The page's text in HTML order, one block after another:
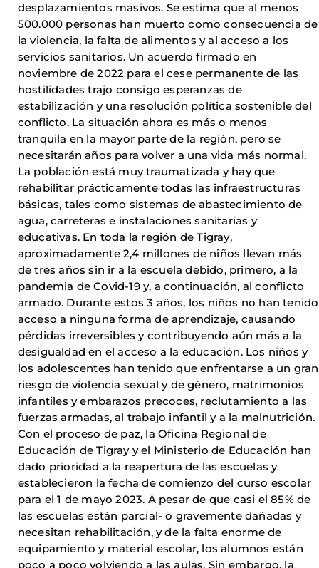
desplazamientos masivos. Se estima que al menos
500.000 personas han muerto como consecuencia de
la violencia, la falta de alimentos y al acceso a los
servicios sanitarios. Un acuerdo firmado en
noviembre de 2022 para el cese permanente de las
hostilidades trajo consigo esperanzas de
estabilización y una resolución política sostenible del
conflicto. La situación ahora es más o menos
tranquila en la mayor parte de la región, pero se
necesitarán años para volver a una vida más normal.
La población está muy traumatizada y hay que
rehabilitar prácticamente todas las infraestructuras
básicas, tales como sistemas de abastecimiento de
agua, carreteras e instalaciones sanitarias y
educativas. En toda la región de Tigray,
aproximadamente 2,4 millones de niños llevan más
de tres años sin ir a la escuela debido, primero, a la
pandemia de Covid-19 y, a continuación, al conflicto
armado. Durante estos 3 años, los niños no han tenido
acceso a ninguna forma de aprendizaje, causando
pérdidas irreversibles y contribuyendo aún más a la
desigualdad en el acceso a la educación. Los niños y
los adolescentes han tenido que enfrentarse a un gran
riesgo de violencia sexual y de género, matrimonios
infantiles y embarazos precoces, reclutamiento a las
fuerzas armadas, al trabajo infantil y a la malnutrición.
Con el proceso de paz, la Oficina Regional de
Educación de Tigray y el Ministerio de Educación han
dado prioridad a la reapertura de las escuelas y
establecieron la fecha de comienzo del curso escolar
para el 1 de mayo 2023. A pesar de que casi el 85% de
las escuelas están parcial- o gravemente dañadas y
necesitan rehabilitación, y de la falta enorme de
equipamiento y material escolar, los alumnos están
poco a poco volviendo a las aulas. Sin embargo, la